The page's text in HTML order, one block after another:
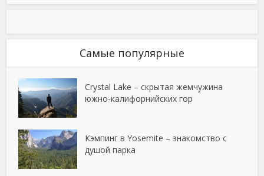
Самые популярные
Crystal Lake – скрытая жемчужина
южно-калифорнийских гор
Кэмпинг в Yosemite – знакомство с
душой парка